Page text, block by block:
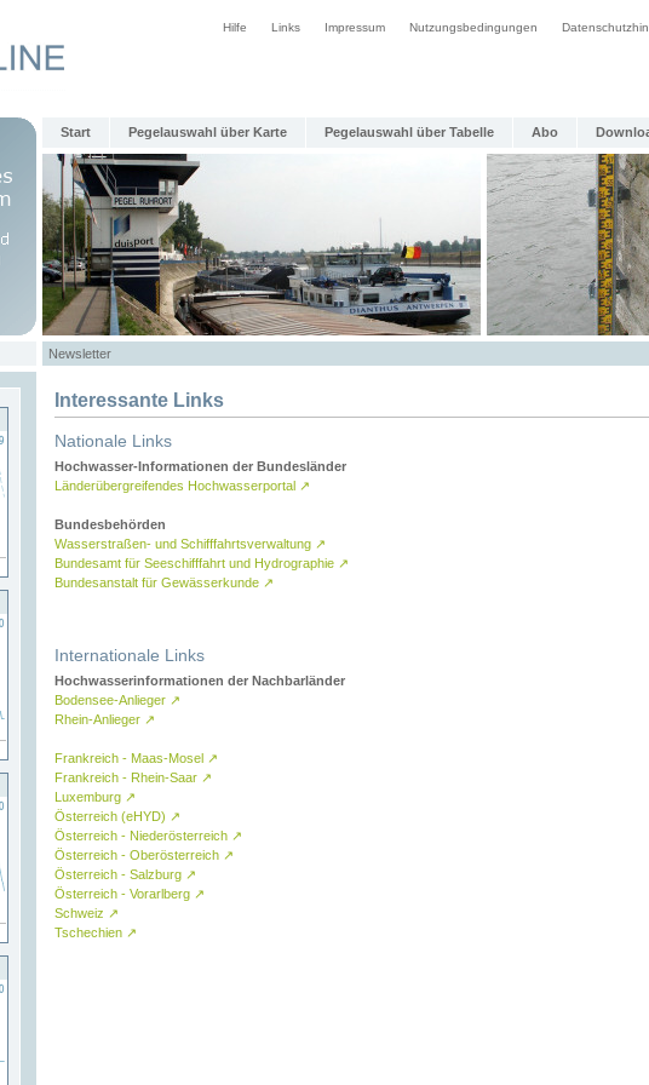
Hilfe Links Impressum Nutzungsbedingungen
Start Pegelauswahl über Karte Pegelauswahl über Tabelle Abo
Newsletter
Interessante Links
Nationale Links
Hochwasser-Informationen der Bundesländer
Länderübergreifendes Hochwasserportal ↗
Bundesbehörden
Wasserstraßen- und Schifffahrtsverwaltung ↗
Bundesamt für Seeschifffahrt und Hydrographie ↗
Bundesanstalt für Gewässerkunde ↗
Internationale Links
Hochwasserinformationen der Nachbarländer
Bodensee-Anlieger ↗
Rhein-Anlieger ↗
Frankreich - Maas-Mosel ↗
Frankreich - Rhein-Saar ↗
Luxemburg ↗
Österreich (eHYD) ↗
Österreich - Niederösterreich ↗
Österreich - Oberösterreich ↗
Österreich - Salzburg ↗
Österreich - Vorarlberg ↗
Schweiz ↗
Tschechien ↗